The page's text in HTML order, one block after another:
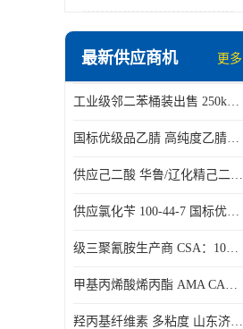
最新供应商机 更多
工业级邻二苯桶装出售 250kg/桶 95-50-1
国标优级品乙腈 高纯度乙腈桶装现货160kg桶
供应己二酸 华鲁/辽化精己二酸 大包装可分小包装现货
供应氯化苄 100-44-7 国标优等品苄基氯 一桶起发
级三聚氰胺生产商 CSA：108-78-1 济南发货
甲基丙烯酸烯丙酯 AMA CAS：96-05-9
羟丙基纤维素 多粘度 山东济南仓库发货